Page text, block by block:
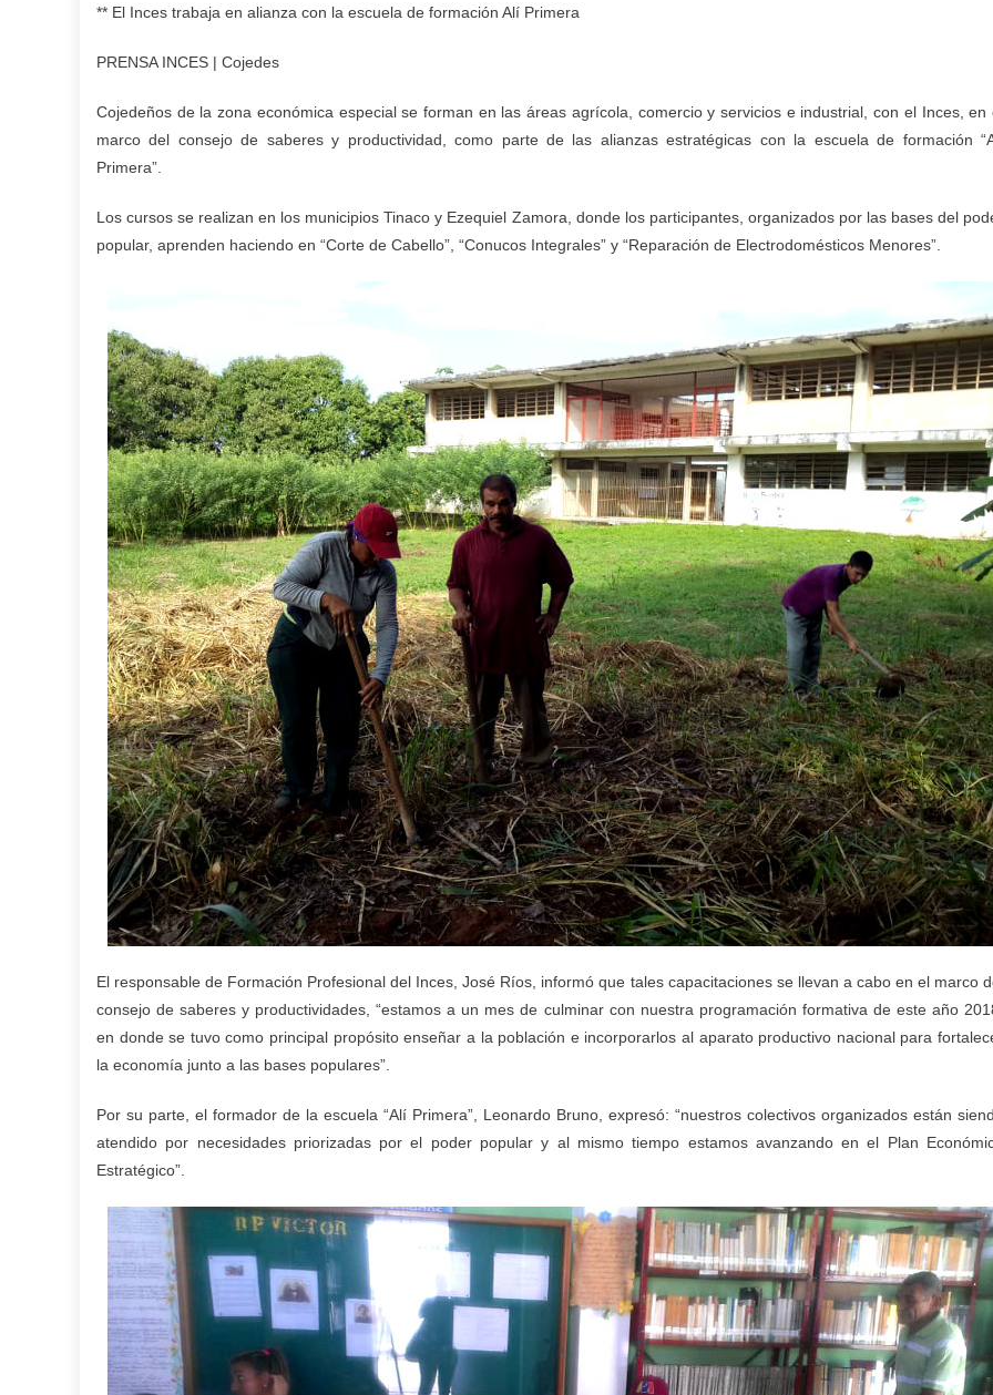
** El Inces trabaja en alianza con la escuela de formación Alí Primera
PRENSA INCES | Cojedes
Cojedeños de la zona económica especial se forman en las áreas agrícola, comercio y servicios e industrial, con el Inces, en
marco del consejo de saberes y productividad, como parte de las alianzas estratégicas con la escuela de formación
Primera”.
Los cursos se realizan en los municipios Tinaco y Ezequiel Zamora, donde los participantes, organizados por las bases del
popular, aprenden haciendo en “Corte de Cabello”, “Conucos Integrales” y “Reparación de Electrodomésticos Menores”.
El responsable de Formación Profesional del Inces, José Ríos, informó que tales capacitaciones se llevan a cabo en el marco
consejo de saberes y productividades, “estamos a un mes de culminar con nuestra programación formativa de este año
en donde se tuvo como principal propósito enseñar a la población e incorporarlos al aparato productivo nacional para
la economía junto a las bases populares”.
Por su parte, el formador de la escuela “Alí Primera”, Leonardo Bruno, expresó: “nuestros colectivos organizados están
atendido por necesidades priorizadas por el poder popular y al mismo tiempo estamos avanzando en el Plan
Estratégico”.